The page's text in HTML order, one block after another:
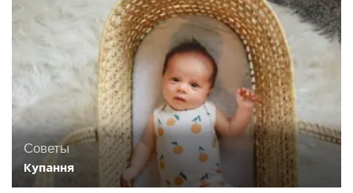
Советы
Купання